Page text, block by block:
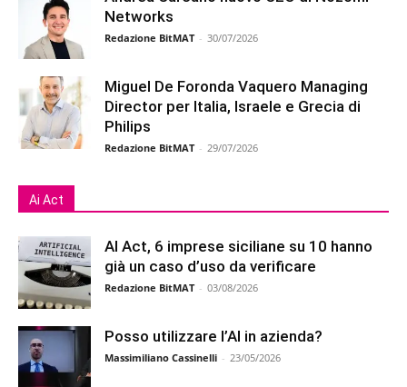
Networks
Redazione BitMAT - 30/07/2026
Miguel De Foronda Vaquero Managing
Director per Italia, Israele e Grecia di
Philips
Redazione BitMAT - 29/07/2026
Ai Act
AI Act, 6 imprese siciliane su 10 hanno
già un caso d’uso da verificare
Redazione BitMAT - 03/08/2026
Posso utilizzare l’AI in azienda?
Massimiliano Cassinelli - 23/05/2026